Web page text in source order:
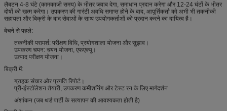
लैबटन 4-8 घंटे (कामकाजी समय) के भीतर जवाब देगा, समाधान प्रदान करेगा और 12-24 घंटों के भीतर
दोषों को खत्म करेगा। उपकरण की गारंटी अवधि समाप्त होने के बाद, आपूर्तिकर्ता को अभी भी तकनीकी
सहायता और बिक्री के बाद सेवाओं के साथ उपयोगकर्ताओं को प्रदान करने का दायित्व है।
बेचने से पहले:
तकनीकी परामर्श: परीक्षण विधि, प्रयोगशाला योजना और सुझाव।
उपकरण चयन: चयन योजना, एफएक्यू।
उत्पाद परीक्षण योजना।
बिक्री में:
ग्राहक संचार और प्रगति रिपोर्ट।
प्री-इंस्टॉलेशन तैयारी, उपकरण कमीशनिंग और टेस्ट रन के लिए मार्गदर्शन
अंशांकन (जब थर्ड पार्टी के सत्यापन की आवश्यकता होती है)